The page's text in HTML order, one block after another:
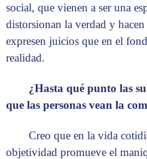
social, que vienen a ser una
distorsionan la verdad y hacen
expresen juicios que en el
realidad.
¿Hasta qué punto las
que las personas vean la
Creo que en la vida
objetividad promueve el